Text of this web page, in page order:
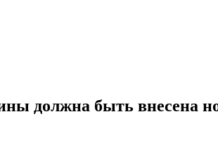
должна быть внесена